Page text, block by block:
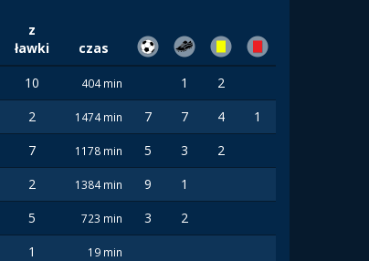
z
ławki
czas
10 404 min 1
2
2 1474 min 7 7 4
1
7 1178 min 5 3
2
2 1384 min 9
1
5 723 min 3
2
1 19 min